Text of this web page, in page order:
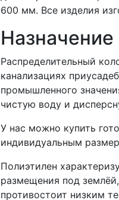
600 мм. Все изделия
Назначение
Распределительный
канализациях
промышленного
чистую воду и
У нас можно купить
индивидуальным
Полиэтилен
размещения под
противостоит низким